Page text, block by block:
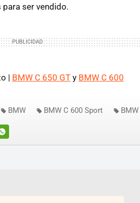
ser vendido.
| BMW C 650 GT y BMW C 600
BMW BMW C 600 Sport